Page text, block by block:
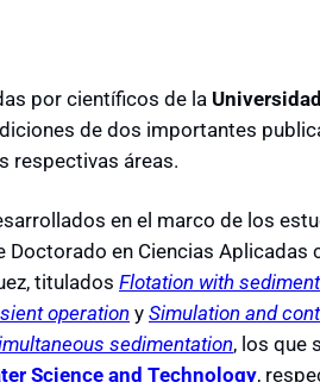
por científicos de la
de dos importantes
respectivas áreas.
en el marco de los
en Ciencias Aplicadas
titulados Flotation with
operation y Simulation and
sedimentation, los que
Science and Technology,